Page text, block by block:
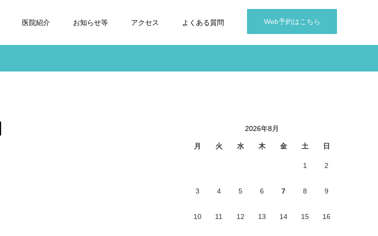
Web予約はこちら
医院紹介 お知らせ等 アクセス よくある質問
2026年8月
月 火 水 木 金 土 日
1 2
3 4 5 6 7 8 9
10 11 12 13 14 15 16